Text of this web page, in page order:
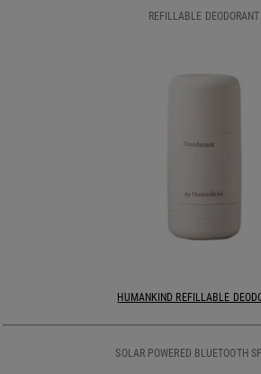
REFILLABLE DEODORANT
HUMANKIND REFILLABLE
SOLAR POWERED BLUETOOTH